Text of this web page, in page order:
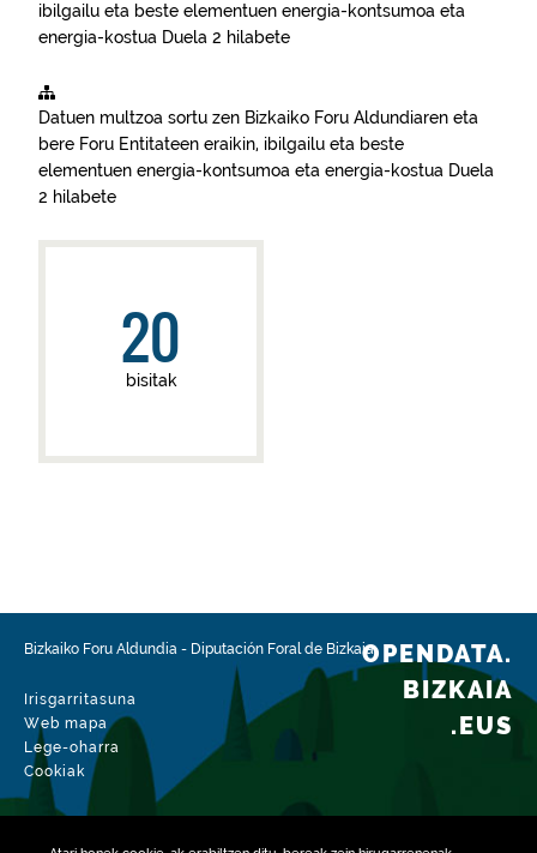
ibilgailu eta beste elementuen energia-kontsumoa eta
energia-kostua Duela 2 hilabete
Datuen multzoa sortu zen Bizkaiko Foru Aldundiaren eta
bere Foru Entitateen eraikin, ibilgailu eta beste
elementuen energia-kontsumoa eta energia-kostua Duela
2 hilabete
20
bisitak
Bizkaiko Foru Aldundia - Diputación Foral de Bizkaia
Irisgarritasuna
Web mapa
Lege-oharra
Cookiak
OPENDATA.
BIZKAIA
.EUS